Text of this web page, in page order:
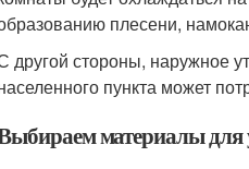
плесени,
другой стороны, наружное
пункта может
материалы для